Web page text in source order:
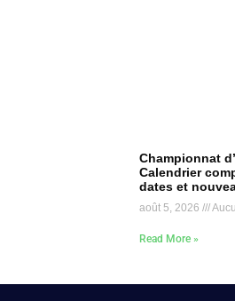
Championnat
Calendrier
dates et
août 5, 2026
Read More »